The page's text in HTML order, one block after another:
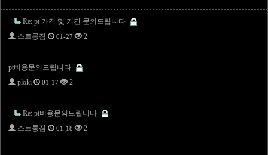
Re: pt 가격 및 기간 문의드립니다
스트롱짐
01-27 2
pt비용문의드립니다
ploki
01-17 2
Re: pt비용문의드립니다
스트롱짐
01-18 2